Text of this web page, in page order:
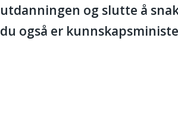
utdanningen og slutte å
du også er